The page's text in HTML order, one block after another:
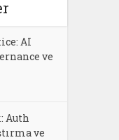
AI
ve
Auth
ve